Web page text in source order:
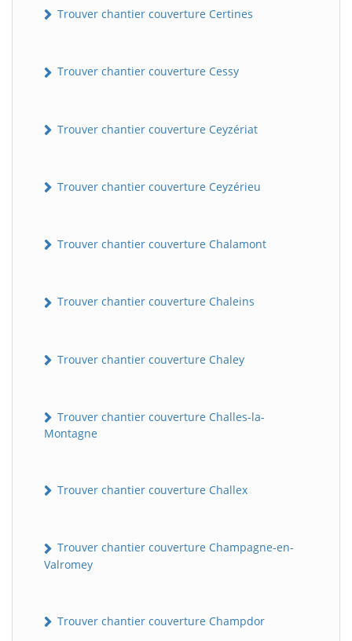
Trouver chantier couverture Certines
Trouver chantier couverture Cessy
Trouver chantier couverture Ceyzériat
Trouver chantier couverture Ceyzérieu
Trouver chantier couverture Chalamont
Trouver chantier couverture Chaleins
Trouver chantier couverture Chaley
Trouver chantier couverture Challes-la-
Montagne
Trouver chantier couverture Challex
Trouver chantier couverture Champagne-en-
Valromey
Trouver chantier couverture Champdor